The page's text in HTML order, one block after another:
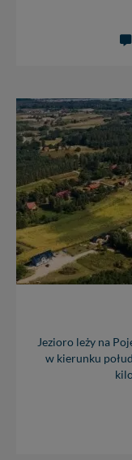
Jezioro leży na
w kierunku